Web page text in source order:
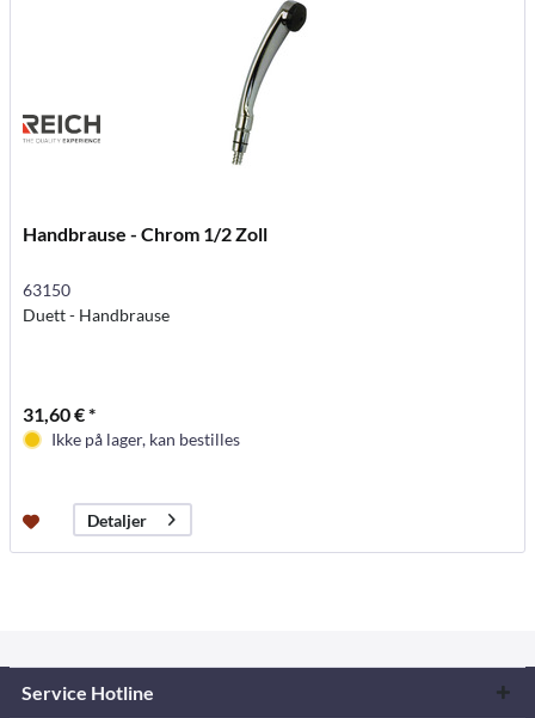
Handbrause - Chrom 1/2 Zoll
63150
Duett - Handbrause
31,60 € *
Ikke på lager, kan bestilles
Detaljer
Service Hotline